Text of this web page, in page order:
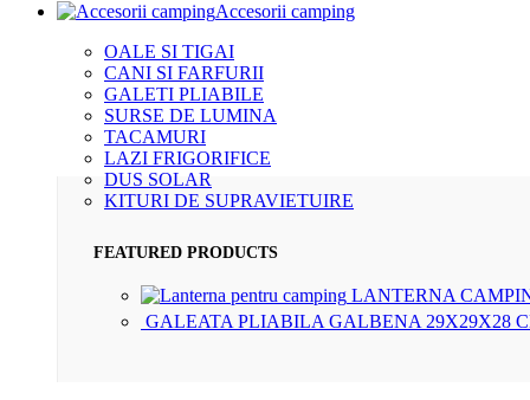
Accesorii camping
OALE SI TIGAI
CANI SI FARFURII
GALETI PLIABILE
SURSE DE LUMINA
TACAMURI
LAZI FRIGORIFICE
DUS SOLAR
KITURI DE SUPRAVIETUIRE
FEATURED PRODUCTS
LANTERNA
GALEATA PLIABILA GALBENA 29X29X28